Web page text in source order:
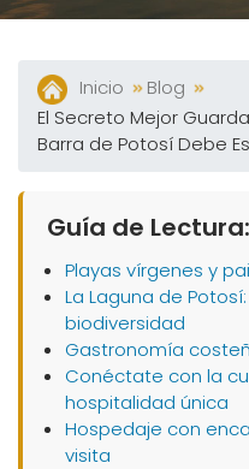
Inicio
Blog
El Secreto Mejor
Barra de Potosí Debe
Guía de Lectura:
Playas vírgenes y
La Laguna de
biodiversidad
Gastronomía
Conéctate con la
hospitalidad única
Hospedaje con
visita